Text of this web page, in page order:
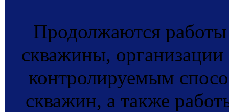
Продолжаются работы
скважины,
контролируемым
скважин, а также